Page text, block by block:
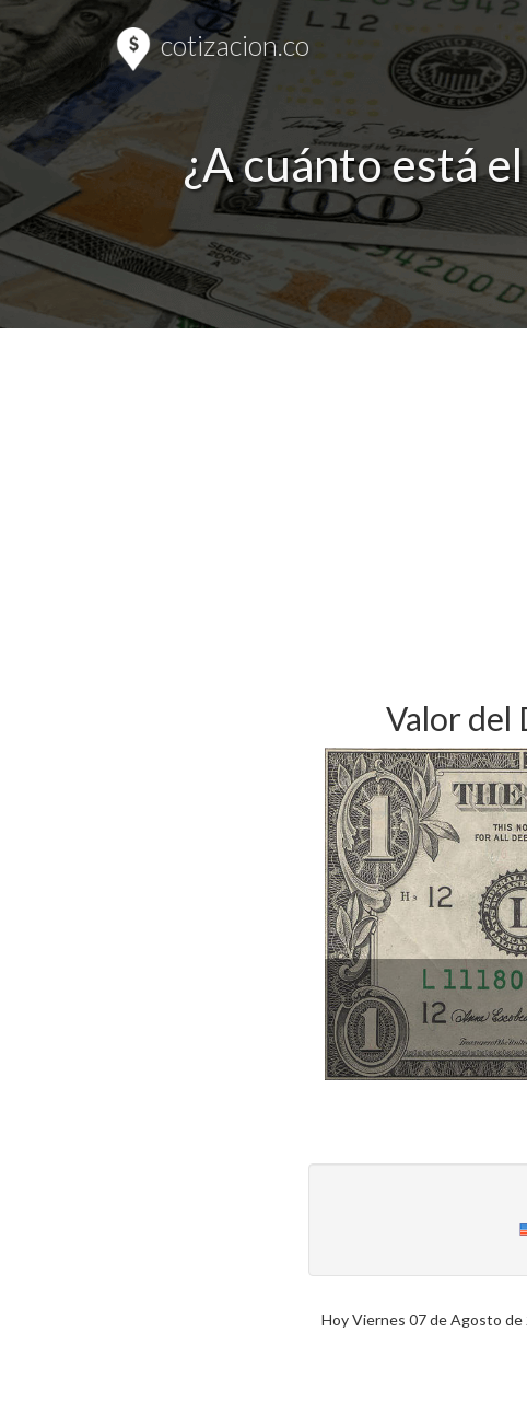
cotizacion.co
¿A cuánto está
Valor del
Hoy Viernes 07 de Agosto de